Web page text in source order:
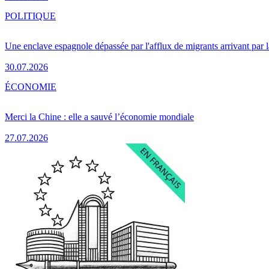
Une enclave espagnole dépassée par l'afflux de migrants arrivant par
30.07.2026
POLITIQUE
Merci la Chine : elle a sauvé l’économie mondiale
27.07.2026
ÉCONOMIE